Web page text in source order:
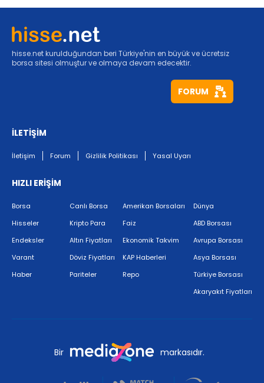
hisse.net kurulduğundan beri Türkiye'nin en büyük ve ücretsiz
borsa sitesi olmuştur ve olmaya devam edecektir.
FORUM
İLETİŞİM
İletişim Forum Gizlilik Politikası Yasal Uyarı
HIZLI ERİŞİM
Borsa
Hisseler
Endeksler
Varant
Haber
Canlı Borsa
Kripto Para
Altın Fiyatları
Döviz Fiyatları
Pariteler
Amerikan Borsaları
Faiz
Ekonomik Takvim
KAP Haberleri
Repo
Dünya
ABD Borsası
Avrupa Borsası
Asya Borsası
Türkiye Borsası
Akaryakıt Fiyatları
Bir markasıdır.